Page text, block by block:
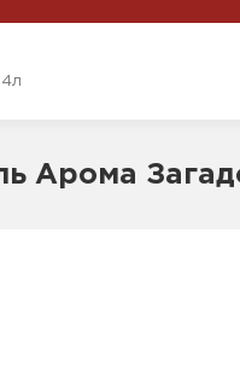
Арома